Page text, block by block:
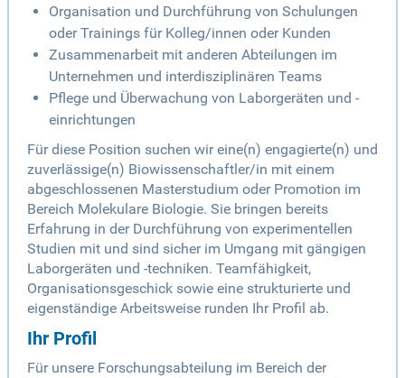
Organisation und Durchführung von Schulungen
oder Trainings für Kolleg/innen oder Kunden
Zusammenarbeit mit anderen Abteilungen im
Unternehmen und interdisziplinären Teams
Pflege und Überwachung von Laborgeräten und -
einrichtungen
Für diese Position suchen wir eine(n) engagierte(n) und
zuverlässige(n) Biowissenschaftler/in mit einem
abgeschlossenen Masterstudium oder Promotion im
Bereich Molekulare Biologie. Sie bringen bereits
Erfahrung in der Durchführung von experimentellen
Studien mit und sind sicher im Umgang mit gängigen
Laborgeräten und -techniken. Teamfähigkeit,
Organisationsgeschick sowie eine strukturierte und
eigenständige Arbeitsweise runden Ihr Profil ab.
Ihr Profil
Für unsere Forschungsabteilung im Bereich der